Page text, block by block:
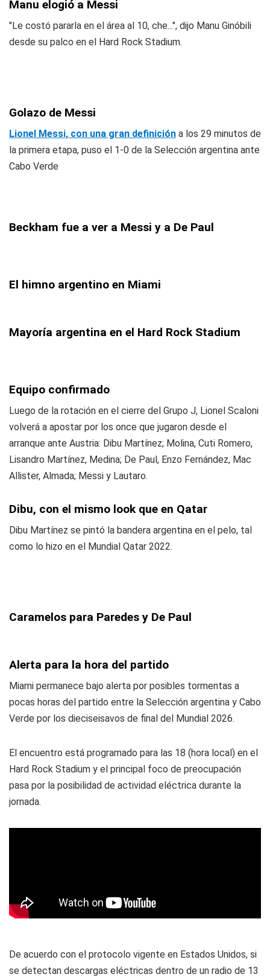
Manu elogió a Messi
"Le costó pararla en el área al 10, che...", dijo Manu Ginóbili
desde su palco en el Hard Rock Stadium.
Golazo de Messi
Lionel Messi, con una gran definición a los 29 minutos de
la primera etapa, puso el 1-0 de la Selección argentina ante
Cabo Verde
Beckham fue a ver a Messi y a De Paul
El himno argentino en Miami
Mayoría argentina en el Hard Rock Stadium
Equipo confirmado
Luego de la rotación en el cierre del Grupo J, Lionel Scaloni
volverá a apostar por los once que jugaron desde el
arranque ante Austria: Dibu Martínez; Molina, Cuti Romero,
Lisandro Martínez, Medina; De Paul, Enzo Fernández, Mac
Allister, Almada; Messi y Lautaro.
Dibu, con el mismo look que en Qatar
Dibu Martínez se pintó la bandera argentina en el pelo, tal
como lo hizo en el Mundial Qatar 2022.
Caramelos para Paredes y De Paul
Alerta para la hora del partido
Miami permanece bajo alerta por posibles tormentas a
pocas horas del partido entre la Selección argentina y Cabo
Verde por los dieciseisavos de final del Mundial 2026.
El encuentro está programado para las 18 (hora local) en el
Hard Rock Stadium y el principal foco de preocupación
pasa por la posibilidad de actividad eléctrica durante la
jornada.
De acuerdo con el protocolo vigente en Estados Unidos, si
se detectan descargas eléctricas dentro de un radio de 13